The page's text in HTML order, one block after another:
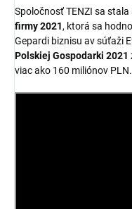
Spoločnosť TENZI sa
firmy 2021, ktorá sa
Gepardi biznisu av súťaži
Polskiej Gospodarki 2021
viac ako 160 miliónov PLN.